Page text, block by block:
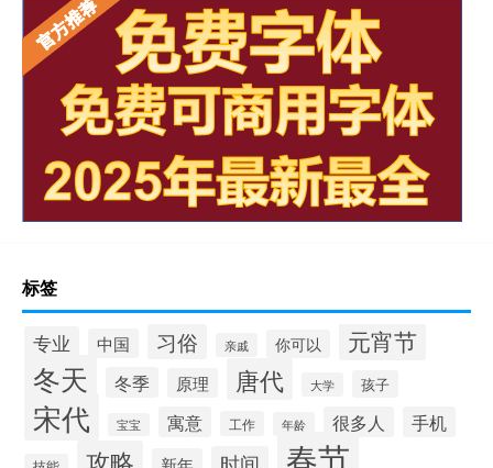
标签
专业 中国 习俗 亲戚 你可以 元宵节
冬天 冬季 原理 唐代 大学 孩子
宋代 宝宝 寓意 工作 年龄 很多人 手机
攻略 春节